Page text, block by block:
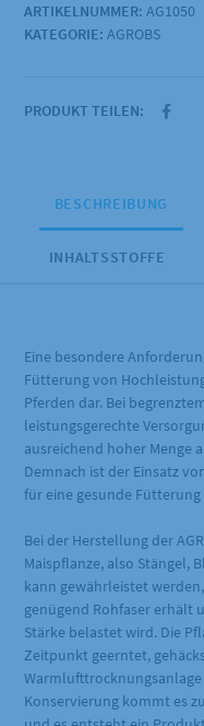
Menge
ARTIKELNUMMER: AG1050
KATEGORIE: AGROBS
PRODUKT TEILEN:
BESCHREIBUNG
INHALTSSTOFFE
Eine besondere
Fütterung von
Pferden dar. Bei
leistungsgerechte
ausreichend hoher Menge
Demnach ist der Einsatz
für eine gesunde
Bei der Herstellung der
Maispflanze, also Stängel,
kann gewährleistet
genügend Rohfaser erhält
Stärke belastet wird. Die
Zeitpunkt geerntet,
Konservierung kommt es